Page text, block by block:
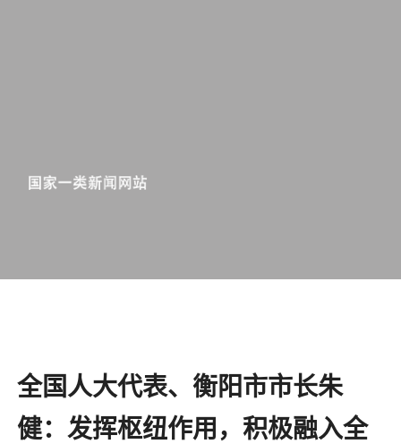
全国人大代表、衡阳市市长朱
健：发挥枢纽作用，积极融入全